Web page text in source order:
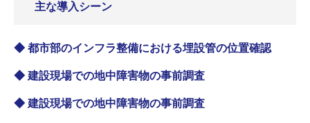
主な導入シーン
◆ 都市部のインフラ整備における埋設管の位置確認
◆ 建設現場での地中障害物の事前調査
◆ 建設現場での地中障害物の事前調査